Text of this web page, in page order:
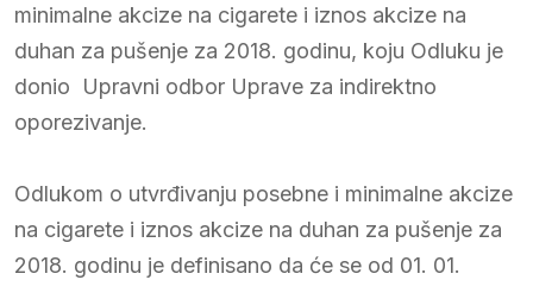
minimalne akcize na cigarete i iznos akcize na
duhan za pušenje za 2018. godinu, koju Odluku je
donio Upravni odbor Uprave za indirektno
oporezivanje.
Odlukom o utvrđivanju posebne i minimalne akcize
na cigarete i iznos akcize na duhan za pušenje za
2018. godinu je definisano da će se od 01. 01.